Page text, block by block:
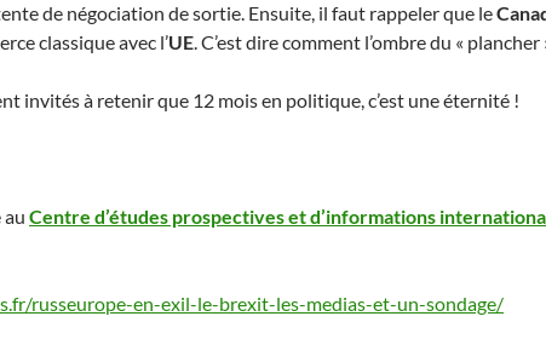
de négociation de sortie. Ensuite, il faut rappeler que le
classique avec l’UE. C’est dire comment l’ombre du « plancher
invités à retenir que 12 mois en politique, c’est une éternité !
Centre d’études prospectives et d’informations
russeurope-en-exil-le-brexit-les-medias-et-un-sondage/